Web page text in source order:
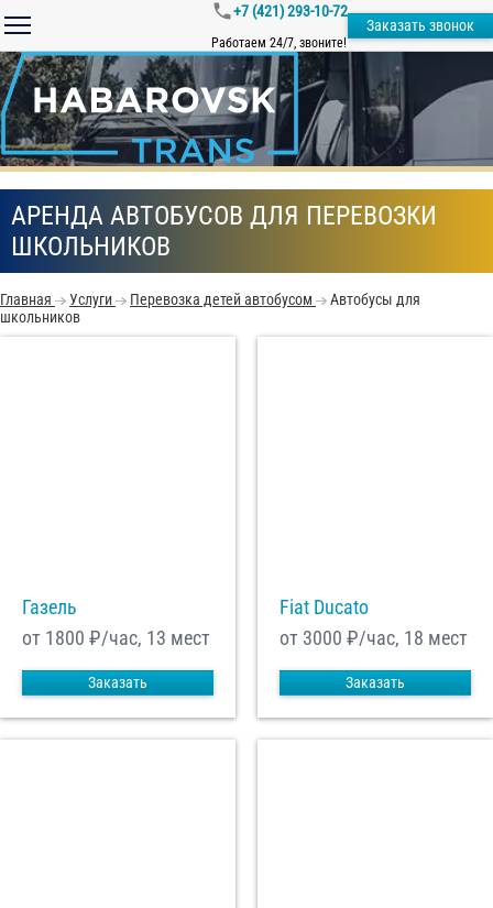
+7 (421) 293-10-72
Работаем 24/7, звоните!
Заказать звонок
АРЕНДА АВТОБУСОВ ДЛЯ ПЕРЕВОЗКИ
ШКОЛЬНИКОВ
Главная Услуги Перевозка детей автобусом
Автобусы для
школьников
Газель
от 1800 ₽/час, 13 мест
Заказать
Fiat Ducato
от 3000 ₽/час, 18 мест
Заказать
Отправить заказ